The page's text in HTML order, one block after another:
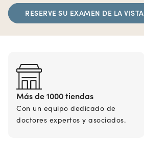
RESERVE SU EXAMEN DE LA VISTA
Más de 1000 tiendas
Con un equipo dedicado de
doctores expertos y asociados.